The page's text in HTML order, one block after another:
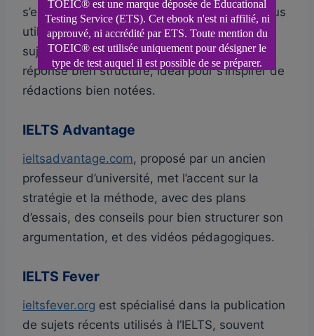
s’entraîner à toutes les sections, avec un focus
utile sur Writing Task 1 et 2, chaque type de
sujet étant accompagné d’un modèle de
réponse bien structuré, idéal pour s’inspirer de
rédactions bien notées.
IELTS Advantage
ieltsadvantage.com, proposé par un ancien
professeur d’université, met l’accent sur la
stratégie et la méthode, avec des plans
d’essais, des conseils pour bien structurer son
argumentation, et des vidéos pédagogiques.
IELTS Fever
ieltsfever.org est spécialisé dans la publication
de sujets récents utilisés à l’IELTS, souvent